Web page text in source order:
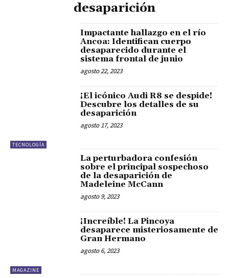
desaparición
Impactante hallazgo en el río
Ancoa: Identifican cuerpo
desaparecido durante el
sistema frontal de junio
agosto 22, 2023
TECNOLOGÍA
¡El icónico Audi R8 se despide!
Descubre los detalles de su
desaparición
agosto 17, 2023
La perturbadora confesión
sobre el principal sospechoso
de la desaparición de
Madeleine McCann
agosto 9, 2023
MAGAZINE
¡Increíble! La Pincoya
desaparece misteriosamente de
Gran Hermano
agosto 6, 2023